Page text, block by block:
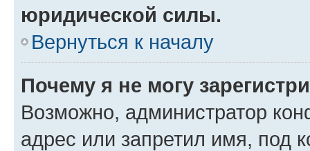
юридической силы.
Вернуться к началу
Почему я не могу
Возможно, администратор
адрес или запретил имя, под